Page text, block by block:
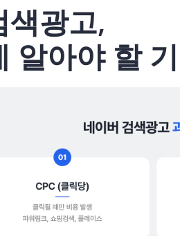
색광고,
알아야 할